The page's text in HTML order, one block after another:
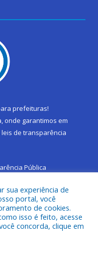
prefeituras!
onde garantimos em
leis de transparência
Pública
Municipal de São
Vista.
sua experiência de
portal, você
de cookies.
isso é feito, acesse
concorda, clique em